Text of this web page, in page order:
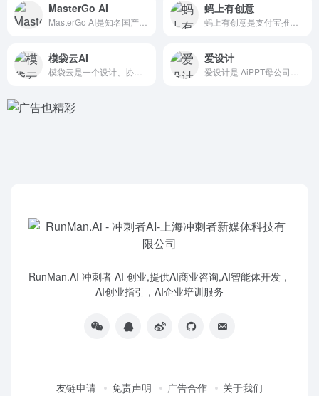
MasterGo AI 蚂上有创意
模袋云AI 爱设计
RunMan.AI 冲刺者 AI 创业,提供AI商业咨询,AI智能体开发，
AI创业指引，AI企业培训服务
友链申请 免责声明 广告合作 关于我们